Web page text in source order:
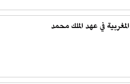
في عهد الملك محمد